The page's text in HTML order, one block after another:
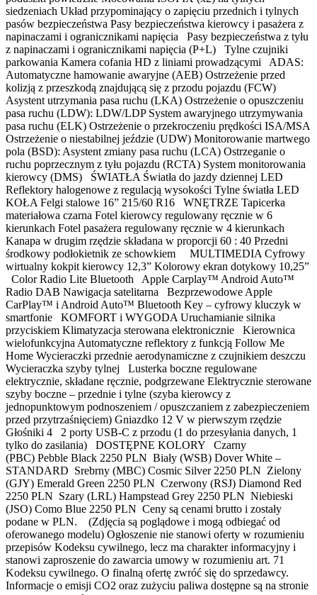
siedzeniach Układ przypominający o zapięciu przednich i tylnych
pasów bezpieczeństwa Pasy bezpieczeństwa kierowcy i pasażera z
napinaczami i ogranicznikami napięcia Pasy bezpieczeństwa z tyłu
z napinaczami i ogranicznikami napięcia (P+L) Tylne czujniki
parkowania Kamera cofania HD z liniami prowadzącymi ADAS:
Automatyczne hamowanie awaryjne (AEB) Ostrzeżenie przed
kolizją z przeszkodą znajdującą się z przodu pojazdu (FCW)
Asystent utrzymania pasa ruchu (LKA) Ostrzeżenie o opuszczeniu
pasa ruchu (LDW): LDW/LDP System awaryjnego utrzymywania
pasa ruchu (ELK) Ostrzeżenie o przekroczeniu prędkości ISA/MSA
Ostrzeżenie o niestabilnej jeździe (UDW) Monitorowanie martwego
pola (BSD): Asystent zmiany pasa ruchu (LCA) Ostrzeganie o
ruchu poprzecznym z tyłu pojazdu (RCTA) System monitorowania
kierowcy (DMS) ŚWIATŁA Światła do jazdy dziennej LED
Reflektory halogenowe z regulacją wysokości Tylne światła LED
KOŁA Felgi stalowe 16” 215/60 R16 WNĘTRZE Tapicerka
materiałowa czarna Fotel kierowcy regulowany ręcznie w 6
kierunkach Fotel pasażera regulowany ręcznie w 4 kierunkach
Kanapa w drugim rzędzie składana w proporcji 60 : 40 Przedni
środkowy podłokietnik ze schowkiem MULTIMEDIA Cyfrowy
wirtualny kokpit kierowcy 12,3” Kolorowy ekran dotykowy 10,25”
Color Radio Lite Bluetooth Apple Carplay™ Android Auto™
Radio DAB Nawigacja satelitarna Bezprzewodowe Apple
CarPlay™ i Android Auto™ Bluetooth Key – cyfrowy kluczyk w
smartfonie KOMFORT i WYGODA Uruchamianie silnika
przyciskiem Klimatyzacja sterowana elektronicznie Kierownica
wielofunkcyjna Automatyczne reflektory z funkcją Follow Me
Home Wycieraczki przednie aerodynamiczne z czujnikiem deszczu
Wycieraczka szyby tylnej Lusterka boczne regulowane
elektrycznie, składane ręcznie, podgrzewane Elektrycznie sterowane
szyby boczne – przednie i tylne (szyba kierowcy z
jednopunktowym podnoszeniem / opuszczaniem z zabezpieczeniem
przed przytrzaśnięciem) Gniazdko 12 V w pierwszym rzędzie
Głośniki 4 2 porty USB-C z przodu (1 do przesyłania danych, 1
tylko do zasilania) DOSTĘPNE KOLORY Czarny
(PBC) Pebble Black 2250 PLN Biały (WSB) Dover White –
STANDARD Srebrny (MBC) Cosmic Silver 2250 PLN Zielony
(GJY) Emerald Green 2250 PLN Czerwony (RSJ) Diamond Red
2250 PLN Szary (LRL) Hampstead Grey 2250 PLN Niebieski
(JSO) Como Blue 2250 PLN Ceny są cenami brutto i zostały
podane w PLN. (Zdjęcia są poglądowe i mogą odbiegać od
oferowanego modelu) Ogłoszenie nie stanowi oferty w rozumieniu
przepisów Kodeksu cywilnego, lecz ma charakter informacyjny i
stanowi zaproszenie do zawarcia umowy w rozumieniu art. 71
Kodeksu cywilnego. O finalną ofertę zwróć się do sprzedawcy.
Informacje o emisji CO2 oraz zużyciu paliwa dostępne są na stronie